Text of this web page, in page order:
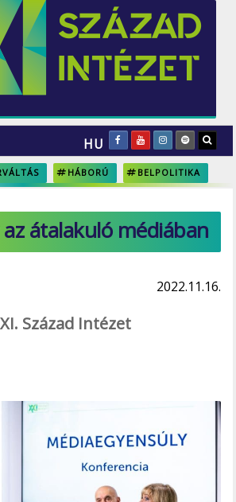
HU
HÁBORÚ BELPOLITIKA
az átalakuló médiában
2022.11.16.
Század Intézet